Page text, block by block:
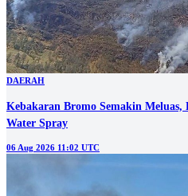
DAERAH
Kebakaran Bromo Semakin
Water Spray
06 Aug 2026 11:02 UTC